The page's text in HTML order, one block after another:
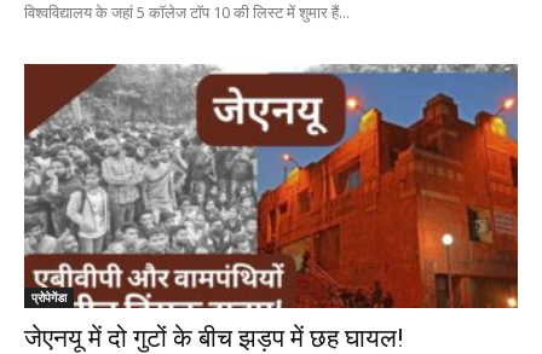
विश्वविद्यालय के जहां 5 कॉलेज टॉप 10 की लिस्ट में शुमार हैं...
प्रोपेगेंडा
जेएनयू में दो गुटों के बीच झड़प में छह घायल!